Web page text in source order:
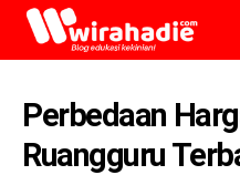
Perbedaan
Ruangguru